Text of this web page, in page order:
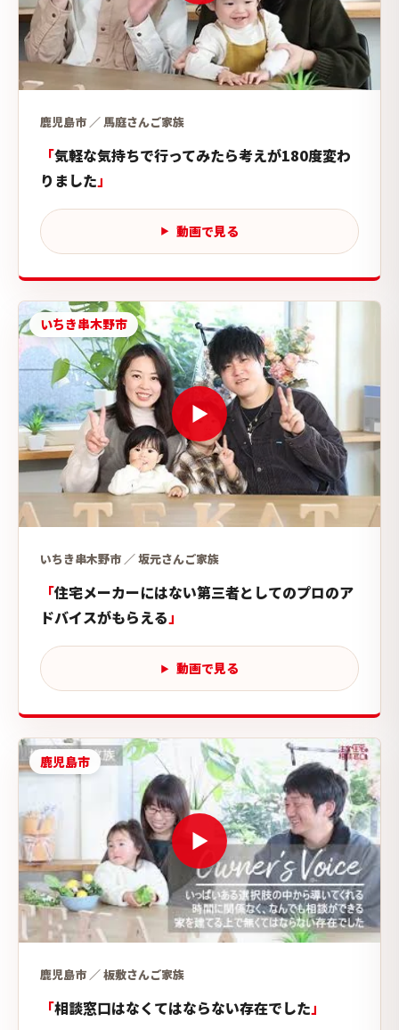
鹿児島市 ／ 馬庭さんご家族
気軽な気持ちで行ってみたら考えが180度変わ
りました
動画で見る
いちき串木野市
いちき串木野市 ／ 坂元さんご家族
住宅メーカーにはない第三者としてのプロのア
ドバイスがもらえる
動画で見る
鹿児島市
鹿児島市 ／ 板敷さんご家族
相談窓口はなくてはならない存在でした